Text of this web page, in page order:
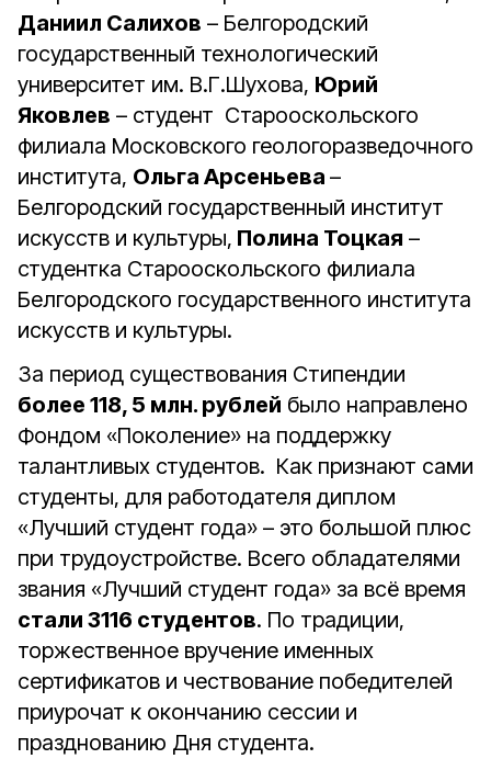
Даниил Салихов – Белгородский
государственный технологический
университет им. В.Г.Шухова, Юрий
Яковлев – студент Старооскольского
филиала Московского геологоразведочного
института, Ольга Арсеньева –
Белгородский государственный институт
искусств и культуры, Полина Тоцкая –
студентка Старооскольского филиала
Белгородского государственного института
искусств и культуры.
За период существования Стипендии
более 118, 5 млн. рублей было направлено
Фондом «Поколение» на поддержку
талантливых студентов. Как признают сами
студенты, для работодателя диплом
«Лучший студент года» – это большой плюс
при трудоустройстве. Всего обладателями
звания «Лучший студент года» за всё время
стали 3116 студентов. По традиции,
торжественное вручение именных
сертификатов и чествование победителей
приурочат к окончанию сессии и
празднованию Дня студента.